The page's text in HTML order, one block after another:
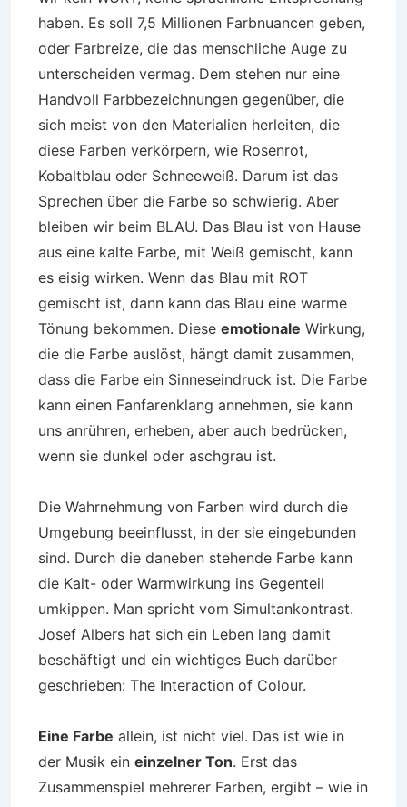
haben. Es soll 7,5 Millionen Farbnuancen geben,
oder Farbreize, die das menschliche Auge zu
unterscheiden vermag. Dem stehen nur eine
Handvoll Farbbezeichnungen gegenüber, die
sich meist von den Materialien herleiten, die
diese Farben verkörpern, wie Rosenrot,
Kobaltblau oder Schneeweiß. Darum ist das
Sprechen über die Farbe so schwierig. Aber
bleiben wir beim BLAU. Das Blau ist von Hause
aus eine kalte Farbe, mit Weiß gemischt, kann
es eisig wirken. Wenn das Blau mit ROT
gemischt ist, dann kann das Blau eine warme
Tönung bekommen. Diese emotionale Wirkung,
die die Farbe auslöst, hängt damit zusammen,
dass die Farbe ein Sinneseindruck ist. Die Farbe
kann einen Fanfarenklang annehmen, sie kann
uns anrühren, erheben, aber auch bedrücken,
wenn sie dunkel oder aschgrau ist.
Die Wahrnehmung von Farben wird durch die
Umgebung beeinflusst, in der sie eingebunden
sind. Durch die daneben stehende Farbe kann
die Kalt- oder Warmwirkung ins Gegenteil
umkippen. Man spricht vom Simultankontrast.
Josef Albers hat sich ein Leben lang damit
beschäftigt und ein wichtiges Buch darüber
geschrieben: The Interaction of Colour.
Eine Farbe allein, ist nicht viel. Das ist wie in
der Musik ein einzelner Ton. Erst das
Zusammenspiel mehrerer Farben, ergibt – wie in